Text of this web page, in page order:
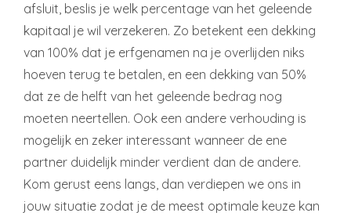
afsluit, beslis je welk percentage van het geleende
kapitaal je wil verzekeren. Zo betekent een dekking
van 100% dat je erfgenamen na je overlijden niks
hoeven terug te betalen, en een dekking van 50%
dat ze de helft van het geleende bedrag nog
moeten neertellen. Ook een andere verhouding is
mogelijk en zeker interessant wanneer de ene
partner duidelijk minder verdient dan de andere.
Kom gerust eens langs, dan verdiepen we ons in
jouw situatie zodat je de meest optimale keuze kan